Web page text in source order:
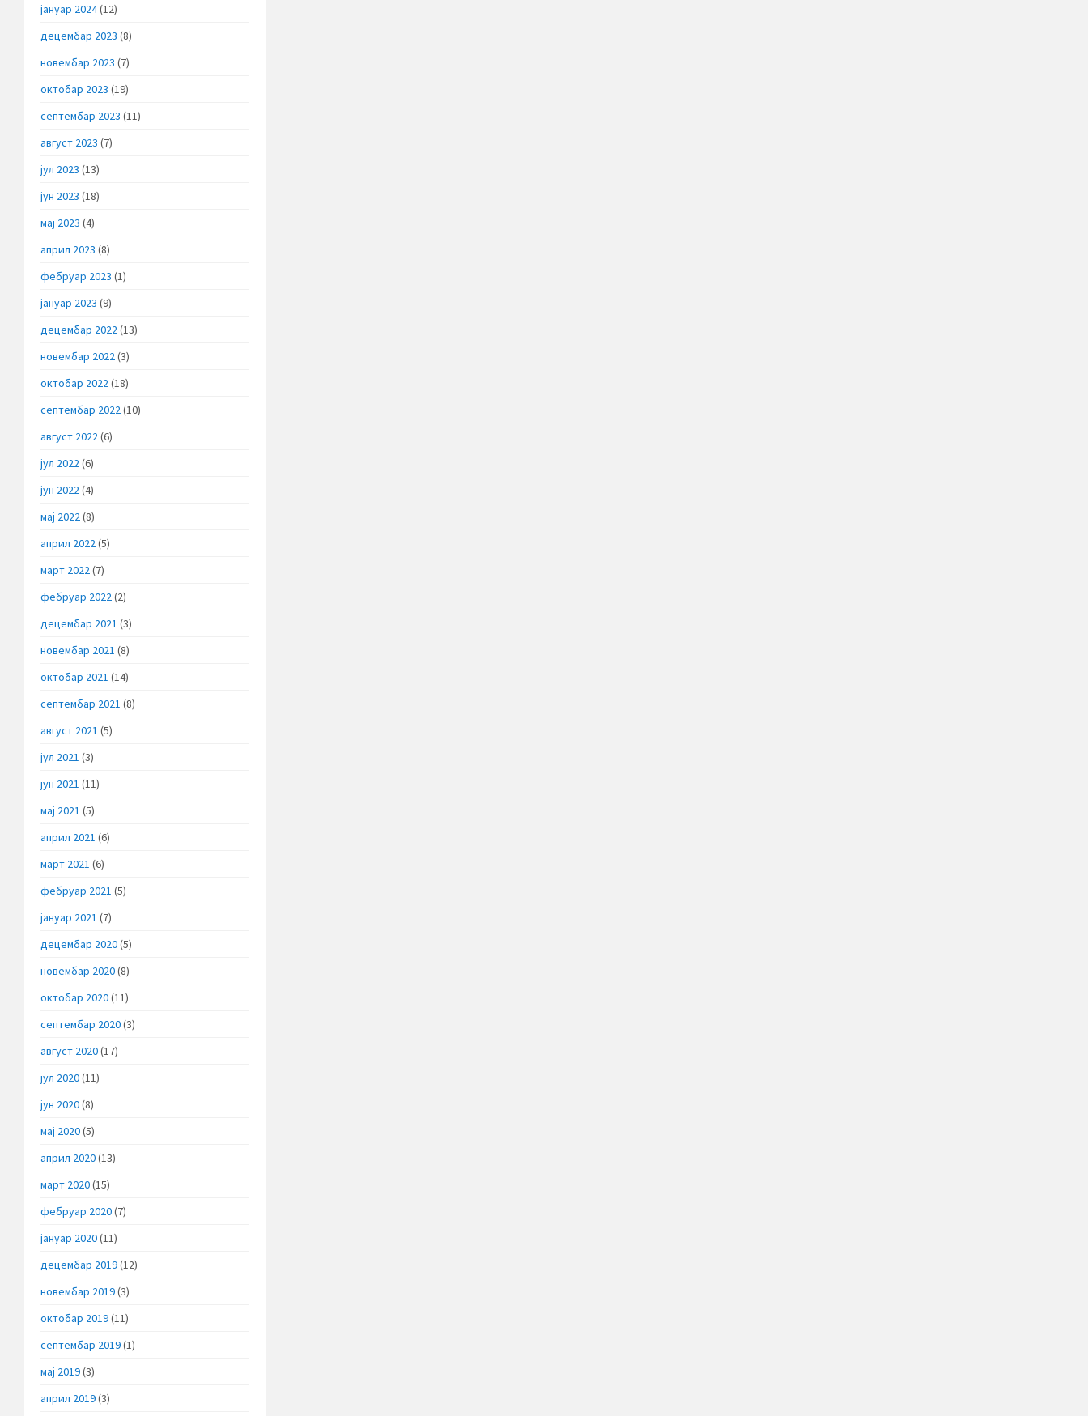
јануар 2024(12)
децембар 2023 (8)
новембар 2023 (7)
октобар 2023 (19)
септембар 2023 (11)
август 2023 (7)
јул 2023 (13)
јун 2023 (18)
мај 2023 (4)
април 2023 (8)
фебруар 2023 (1)
јануар 2023 (9)
децембар 2022(13)
новембар 2022(3)
октобар 2022(18)
септембар 2022(10)
август 2022(6)
јул 2022(6)
јун 2022(4)
мај 2022(8)
април 2022(5)
март 2022(7)
фебруар 2022(2)
децембар 2021 (3)
новембар 2021 (8)
октобар 2021 (14)
септембар 2021 (8)
август 2021 (5)
јул 2021 (3)
јун 2021 (11)
мај 2021 (5)
април 2021 (6)
март 2021 (6)
фебруар 2021 (5)
јануар 2021 (7)
децембар 2020(5)
новембар 2020(8)
октобар 2020(11)
септембар 2020(3)
август 2020(17)
јул 2020(11)
јун 2020(8)
мај 2020(5)
април 2020(13)
март 2020(15)
фебруар 2020(7)
јануар 2020(11)
децембар 2019(12)
новембар 2019(3)
октобар 2019(11)
септембар 2019(1)
мај 2019(3)
април 2019(3)